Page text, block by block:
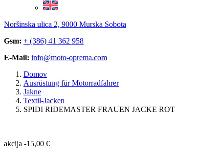
Noršinska ulica 2, 9000 Murska Sobota
Gsm: + (386) 41 362 958
E-Mail: info@moto-oprema.com
Domov
Ausrüstung für Motorradfahrer
Jakne
Textil-Jacken
SPIDI RIDEMASTER FRAUEN JACKE ROT
akcija -15,00 €